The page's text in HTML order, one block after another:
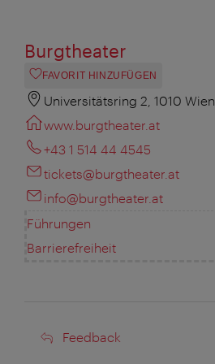
Burgtheater
FAVORIT HINZUFÜGEN
Universitätsring 2, 1010 Wien
www.burgtheater.at
+43 1 514 44 4545
tickets@burgtheater.at
info@burgtheater.at
Führungen
Barrierefreiheit
Feedback
Feedback